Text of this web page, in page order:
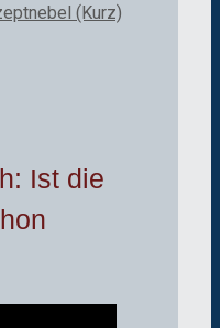
(Kurz)
Ist die